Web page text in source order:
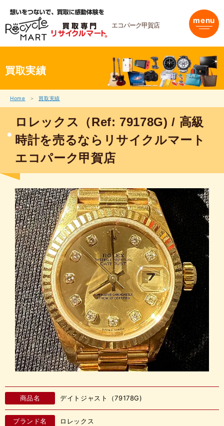
を
ス
エコパーク甲賀店 menu
買取実績
Home 買取実績
ロレックス（Ref: 79178G) / 高級
時計を売るならリサイクルマート
エコパーク甲賀店
商品名 デイトジャスト（79178G)
ブランド名 ロレックス